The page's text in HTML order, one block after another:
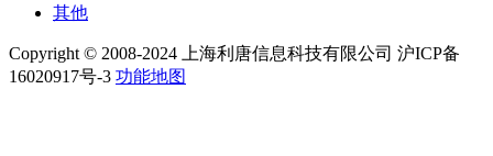
其他
Copyright © 2008-2024 上海利唐信息科技有限公司 沪ICP备
16020917号-3 功能地图